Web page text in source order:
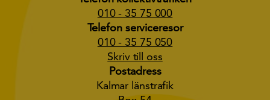
010 - 35 75 000
Telefon serviceresor
010 - 35 75 050
Skriv till oss
Postadress
Kalmar länstrafik